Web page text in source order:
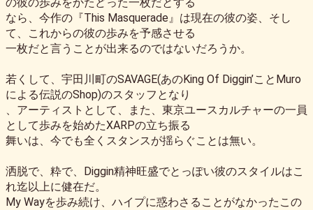
の彼の歩みをかたどった一枚だとする
なら、今作の『This Masquerade』は現在の彼の姿、そし
て、これからの彼の歩みを予感させる
一枚だと言うことが出来るのではないだろうか。
若くして、宇田川町のSAVAGE(あのKing Of Diggin’ことMuro
による伝説のShop)のスタッフとなり
、アーティストとして、また、東京ユースカルチャーの一員
として歩みを始めたXARPの立ち振る
舞いは、今でも全くスタンスが揺らぐことは無い。
洒脱で、粋で、Diggin精神旺盛でとっぽい彼のスタイルはこ
れ迄以上に健在だ。
My Wayを歩み続け、ハイプに惑わさることがなかったこの